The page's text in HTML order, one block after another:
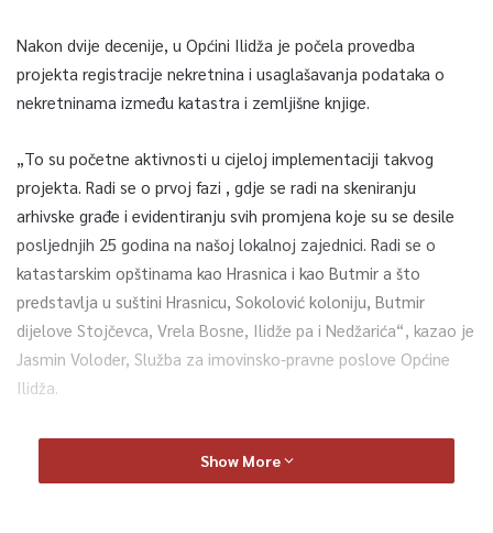
Nakon dvije decenije, u Općini Ilidža je počela provedba
projekta registracije nekretnina i usaglašavanja podataka o
nekretninama između katastra i zemljišne knjige.
„To su početne aktivnosti u cijeloj implementaciji takvog
projekta. Radi se o prvoj fazi , gdje se radi na skeniranju
arhivske građe i evidentiranju svih promjena koje su se desile
posljednjih 25 godina na našoj lokalnoj zajednici. Radi se o
katastarskim opštinama kao Hrasnica i kao Butmir a što
predstavlja u suštini Hrasnicu, Sokolović koloniju, Butmir
dijelove Stojčevca, Vrela Bosne, Ilidže pa i Nedžarića“, kazao je
Jasmin Voloder, Služba za imovinsko-pravne poslove Općine
Ilidža.
Projekat se realizuje u saradnji s Federalnom upravom za
geodetske i imovinskopravne poslove Federacije Bosne i
Show More